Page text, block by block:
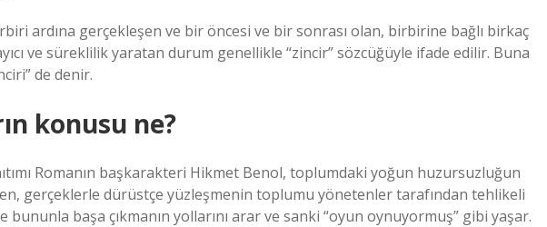
ardına gerçekleşen ve bir öncesi ve bir sonrası olan, birbirine bağlı birkaç
ve süreklilik yaratan durum genellikle “zincir” sözcüğüyle ifade edilir. Buna
de denir.
konusu ne?
Romanın başkarakteri Hikmet Benol, toplumdaki yoğun huzursuzluğun
gerçeklerle dürüstçe yüzleşmenin toplumu yönetenler tarafından tehlikeli
başa çıkmanın yollarını arar ve sanki “oyun oynuyormuş” gibi yaşar.